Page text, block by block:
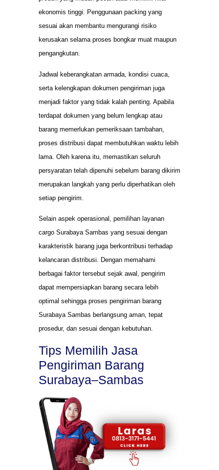
ekonomis tinggi. Penggunaan packing yang
sesuai akan membantu mengurangi risiko
kerusakan selama proses bongkar muat maupun
pengangkutan.
Jadwal keberangkatan armada, kondisi cuaca,
serta kelengkapan dokumen pengiriman juga
menjadi faktor yang tidak kalah penting. Apabila
terdapat dokumen yang belum lengkap atau
barang memerlukan pemeriksaan tambahan,
proses distribusi dapat membutuhkan waktu lebih
lama. Oleh karena itu, memastikan seluruh
persyaratan telah dipenuhi sebelum barang dikirim
merupakan langkah yang perlu diperhatikan oleh
setiap pengirim.
Selain aspek operasional, pemilihan layanan
cargo Surabaya Sambas yang sesuai dengan
karakteristik barang juga berkontribusi terhadap
kelancaran distribusi. Dengan memahami
berbagai faktor tersebut sejak awal, pengirim
dapat mempersiapkan barang secara lebih
optimal sehingga proses pengiriman barang
Surabaya Sambas berlangsung aman, tepat
prosedur, dan sesuai dengan kebutuhan.
Tips Memilih Jasa
Pengiriman Barang
Surabaya–Sambas